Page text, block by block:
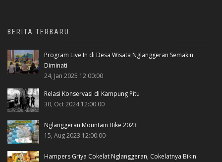
BERITA TERBARU
Program Live In di Desa Wisata Nglanggeran Semakin
Diminati
24, Jan 2025 12:00:00
Relasi Konservasi di Kampung Pitu
30, Oct 2024 12:00:00
Nglanggeran Mountain Bike 2023
15, Aug 2023 12:00:00
Hampers Griya Cokelat Nglanggeran, Cokelatnya Bikin